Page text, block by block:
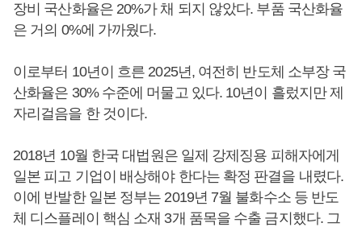
장비 국산화율은 20%가 채 되지 않았다. 부품 국산화율
은 거의 0%에 가까웠다.
이로부터 10년이 흐른 2025년, 여전히 반도체 소부장 국
산화율은 30% 수준에 머물고 있다. 10년이 흘렀지만 제
자리걸음을 한 것이다.
2018년 10월 한국 대법원은 일제 강제징용 피해자에게
일본 피고 기업이 배상해야 한다는 확정 판결을 내렸다.
이에 반발한 일본 정부는 2019년 7월 불화수소 등 반도
체 디스플레이 핵심 소재 3개 품목을 수출 금지했다. 그